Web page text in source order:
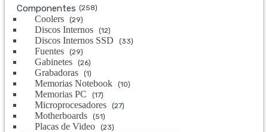
Componentes (258)
Coolers (29)
Discos Internos (12)
Discos Internos SSD (33)
Fuentes (29)
Gabinetes (26)
Grabadoras (1)
Memorias Notebook (10)
Memorias PC (17)
Microprocesadores (27)
Motherboards (51)
Placas de Video (23)